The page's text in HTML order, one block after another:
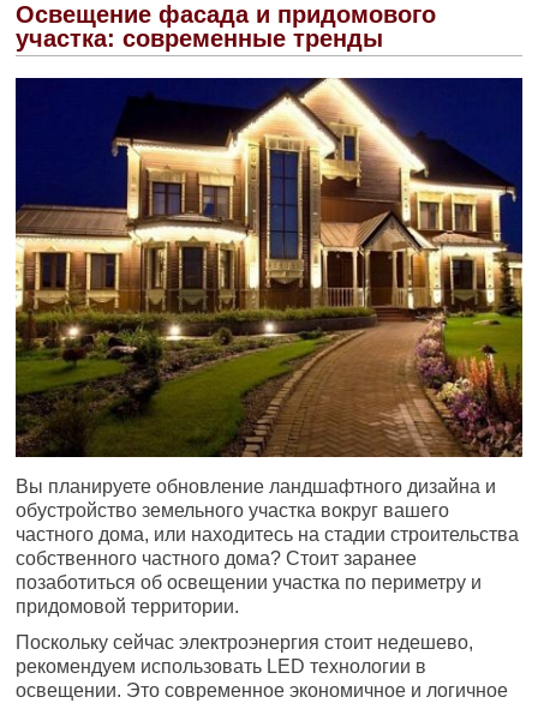
Освещение фасада и придомового
участка: современные тренды
Вы планируете обновление ландшафтного дизайна и
обустройство земельного участка вокруг вашего
частного дома, или находитесь на стадии строительства
собственного частного дома? Стоит заранее
позаботиться об освещении участка по периметру и
придомовой территории.
Поскольку сейчас электроэнергия стоит недешево,
рекомендуем использовать LED технологии в
освещении. Это современное экономичное и логичное